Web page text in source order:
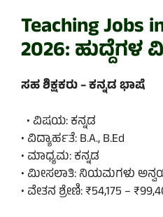
Teaching Jobs
2026: ಹುದ್ದೆಗಳ
ಸಹ ಶಿಕ್ಷಕರು – ಕನ್ನಡ ಭಾಷೆ
• ವಿಷಯ: ಕನ್ನಡ
• ವಿದ್ಯಾರ್ಹತೆ: B.A., B.Ed
• ಮಾಧ್ಯಮ: ಕನ್ನಡ
• ಮೀಸಲಾತಿ: ನಿಯಮಗಳು
• ವೇತನ ಶ್ರೇಣಿ: ₹54,175 –